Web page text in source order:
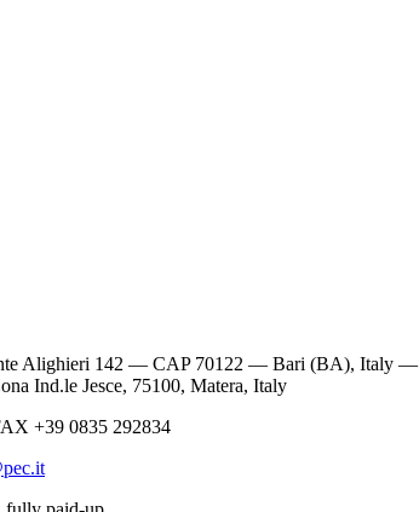
Alighieri 142 — CAP 70122 — Bari (BA), Italy —
Ind.le Jesce, 75100, Matera, Italy
+39 0835 292834